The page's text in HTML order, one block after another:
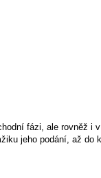
fázi, ale rovněž i v
jeho podání, až do